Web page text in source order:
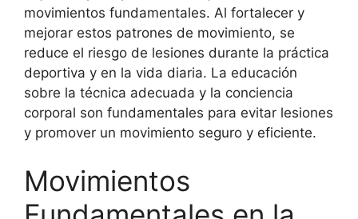
movimientos fundamentales. Al fortalecer y
mejorar estos patrones de movimiento, se
reduce el riesgo de lesiones durante la práctica
deportiva y en la vida diaria. La educación
sobre la técnica adecuada y la conciencia
corporal son fundamentales para evitar lesiones
y promover un movimiento seguro y eficiente.
Movimientos